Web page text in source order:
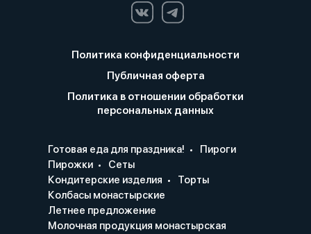
Политика конфиденциальности
Публичная оферта
Политика в отношении обработки
персональных данных
Готовая еда для праздника!
Пироги
Пирожки
Сеты
Кондитерские изделия
Торты
Колбасы монастырские
Летнее предложение
Молочная продукция монастырская